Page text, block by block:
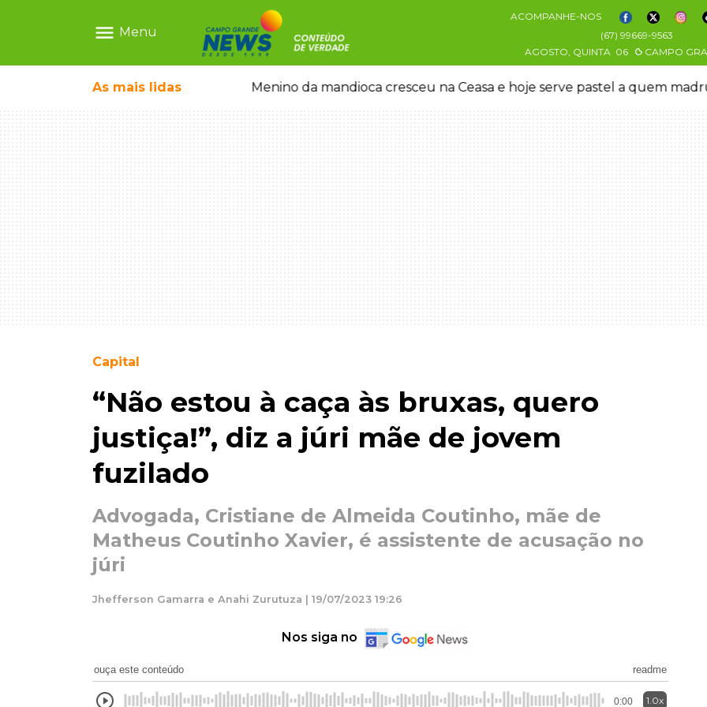
menu Menu
ACOMPANHE-NOS
(67) 99669-9563
AGOSTO, QUINTA 06 CAMPO
As mais lidas
mercado ilegal de emagrecedores Menino da mandioca cresceu na Ceasa e hoje serve pastel a quem
Capital
“Não estou à caça às bruxas, quero
justiça!”, diz a júri mãe de jovem
fuzilado
Advogada, Cristiane de Almeida Coutinho, mãe de
Matheus Coutinho Xavier, é assistente de acusação no
júri
Jhefferson Gamarra e Anahi Zurutuza | 19/07/2023 19:26
Nos siga no
ouça este conteúdo readme
0:00 1.0x